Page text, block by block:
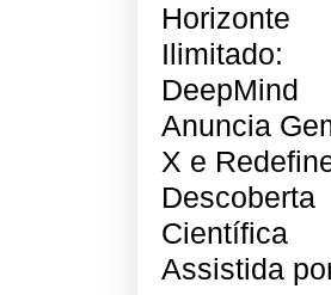
Horizonte
Ilimitado:
DeepMind
Anuncia
X e
Descoberta
Científica
Assistida